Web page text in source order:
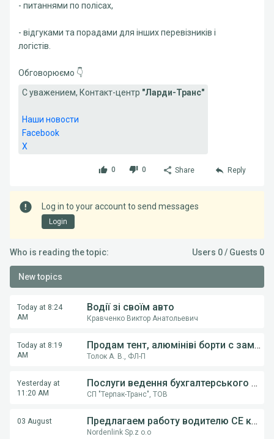
- питаннями по полісах,
- відгуками та порадами для інших перевізників і
логістів.
Обговорюємо 👇
С уважением, Контакт-центр "Ларди-Транс"
Наши новости
Facebook
X
0 0 Share Reply
Log in to your account to send messages
Login
Who is reading the topic: Users 0 / Guests 0
New topics
Today at 8:24
AM
Водії зі своїм авто
Кравченко Виктор Анатольевич
Today at 8:19
AM
Продам тент, алюмініві борти с замками, на напівпричіпи KOGEL, Krona.
Толок А. В., ФЛ-П
Yesterday at
11:20 AM
Послуги ведення бухгалтерського обліку ФОП,ТОВ
СП "Терпак-Транс", ТОВ
03 August Предлагаем работу водителю СE категории на грузовом автовозе
Nordenlink Sp.z o.o